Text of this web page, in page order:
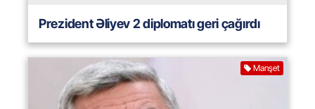
Prezident Əliyev 2 diplomatı geri çağırdı
Manşet